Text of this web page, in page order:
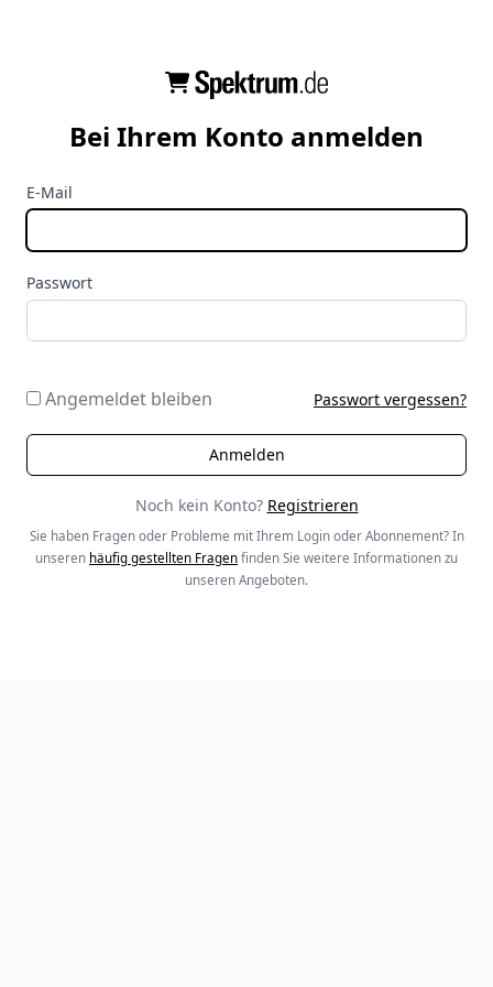
Bei Ihrem Konto anmelden
E-Mail
Passwort
Angemeldet bleiben Passwort vergessen?
Noch kein Konto? Registrieren
Sie haben Fragen oder Probleme mit Ihrem Login oder Abonnement? In
unseren häufig gestellten Fragen finden Sie weitere Informationen zu
unseren Angeboten.